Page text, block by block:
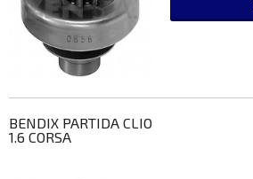
BENDIX PARTIDA CLIO
1.6 CORSA